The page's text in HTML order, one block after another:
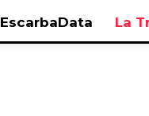
EscarbaData La